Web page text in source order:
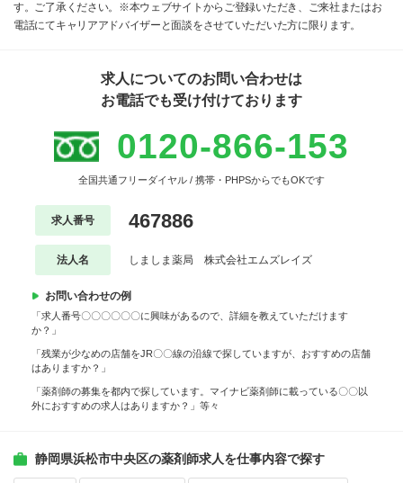
す。ご了承ください。※本ウェブサイトからご登録いただき、ご来社またはお
電話にてキャリアアドバイザーと面談をさせていただいた方に限ります。
求人についてのお問い合わせは
お電話でも受け付けております
0120-866-153
全国共通フリーダイヤル / 携帯・PHPSからでもOKです
求人番号 467886
法人名 しましま薬局 株式会社エムズレイズ
お問い合わせの例
「求人番号〇〇〇〇〇〇に興味があるので、詳細を教えていただけます
か？」
「残業が少なめの店舗をJR〇〇線の沿線で探していますが、おすすめの店舗
はありますか？」
「薬剤師の募集を都内で探しています。マイナビ薬剤師に載っている〇〇以
外におすすめの求人はありますか？」等々
静岡県浜松市中央区の薬剤師求人を仕事内容で探す